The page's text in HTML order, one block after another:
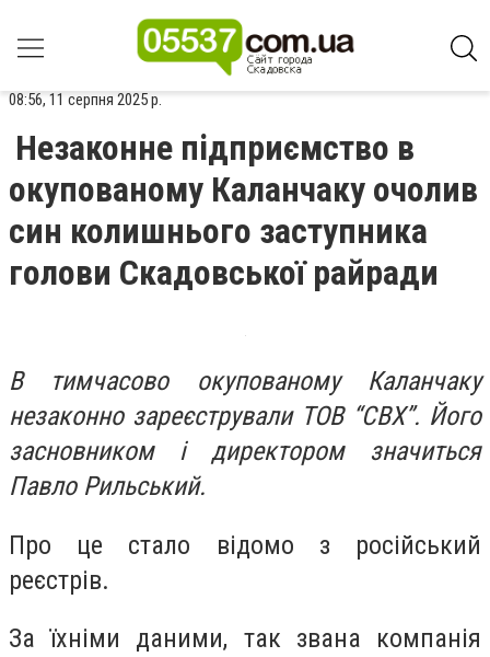
08:56, 11 серпня 2025 р.
Незаконне підприємство в
окупованому Каланчаку очолив
син колишнього заступника
голови Скадовської райради
В тимчасово окупованому Каланчаку
незаконно зареєстрували ТОВ “СВХ”. Його
засновником і директором значиться
Павло Рильський.
Про це стало відомо з російський
реєстрів.
За їхніми даними, так звана компанія